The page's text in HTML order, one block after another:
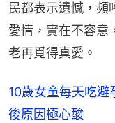
民都表示遺憾，頻
愛情，實在不容意
老再覓得真愛。
10歲女童每天吃
後原因極心酸